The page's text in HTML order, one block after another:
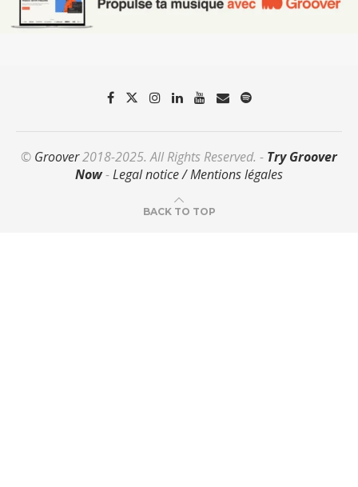
© Groover2018-2025. All Rights Reserved. - Try Groover
Now-Legal notice / Mentions légales
BACK TO TOP